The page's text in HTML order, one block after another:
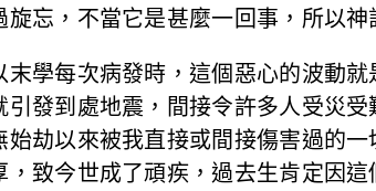
忘，不當它是甚麼一回事，所以
學每次病發時，這個惡心的波動
發到處地震，間接令許多人受災
劫以來被我直接或間接傷害過的
致今世成了頑疾，過去生肯定因